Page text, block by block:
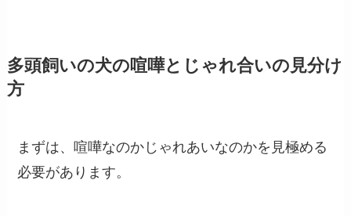
多頭飼いの犬の喧嘩とじゃれ合いの見分け
方
まずは、喧嘩なのかじゃれあいなのかを見極める
必要があります。